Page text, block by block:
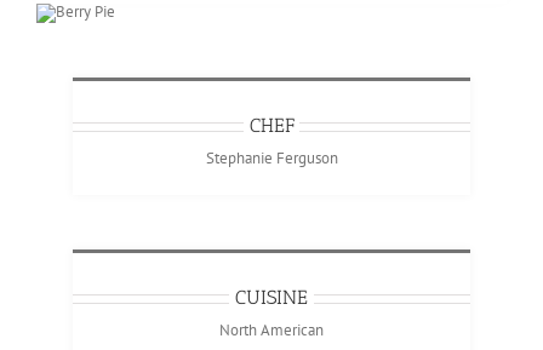
CHEF
Stephanie Ferguson
CUISINE
North American